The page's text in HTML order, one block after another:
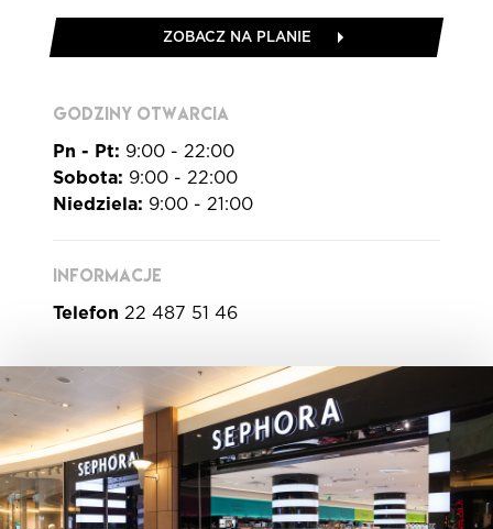
ZOBACZ NA PLANIE
GODZINY OTWARCIA
Pn - Pt: 9:00 - 22:00
Sobota: 9:00 - 22:00
Niedziela: 9:00 - 21:00
INFORMACJE
Telefon 22 487 51 46